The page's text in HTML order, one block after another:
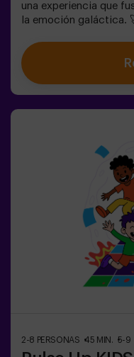
una experiencia que
la emoción galáctica.
aumenta, ya que
compañeros. Usa tus
observación y mejora
fascinante Sabotage:
2-8 PERSONAS 45 MIN. 5-9